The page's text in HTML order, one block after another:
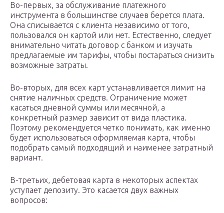
Во-первых, за обслуживание платежного
инструмента в большинстве случаев берется плата.
Она списывается с клиента независимо от того,
пользовался он картой или нет. Естественно, следует
внимательно читать договор с банком и изучать
предлагаемые им тарифы, чтобы постараться снизить
возможные затраты.
Во-вторых, для всех карт устанавливается лимит на
снятие наличных средств. Ограничение может
касаться дневной суммы или месячной, а
конкретный размер зависит от вида пластика.
Поэтому рекомендуется четко понимать, как именно
будет использоваться оформляемая карта, чтобы
подобрать самый подходящий и наименее затратный
вариант.
В-третьих, дебетовая карта в некоторых аспектах
уступает депозиту. Это касается двух важных
вопросов: